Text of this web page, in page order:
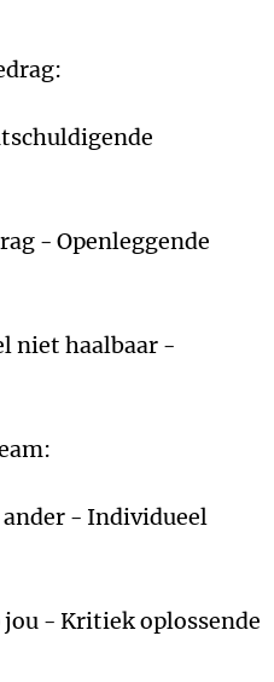
- Openleggende
niet haalbaar -
ander - Individueel
- Kritiek oplossende